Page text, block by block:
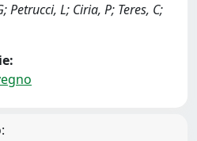
Petrucci, L; Ciria, P; Teres, C;